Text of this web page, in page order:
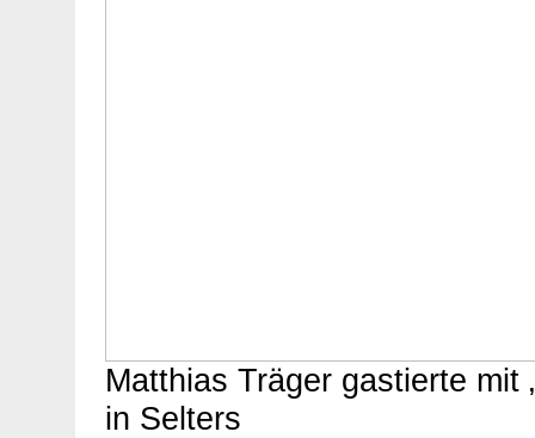
Matthias Träger gastierte mit
in Selters